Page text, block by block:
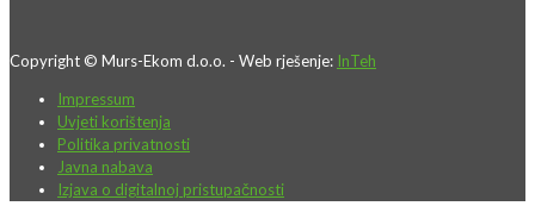
Copyright © Murs-Ekom d.o.o. - Web rješenje: InTeh
Impressum
Uvjeti korištenja
Politika privatnosti
Javna nabava
Izjava o digitalnoj pristupačnosti